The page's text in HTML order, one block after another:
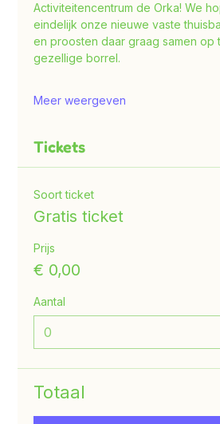
Activiteitencentrum de Orka! We
eindelijk onze nieuwe vaste
en proosten daar graag samen op
gezellige borrel.
Meer weergeven
Tickets
Soort ticket
Gratis ticket
Prijs
€ 0,00
Aantal
Totaal